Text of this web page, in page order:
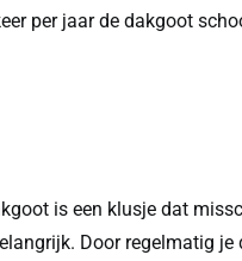
per jaar de dakgoot
is een klusje dat
Door regelmatig